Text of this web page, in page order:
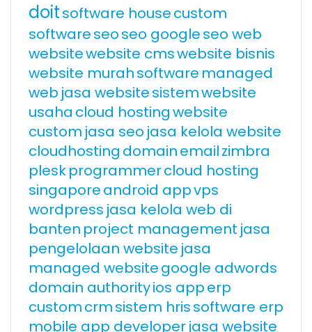
doitsoftware housecustom
softwareseoseo googleseo web
websitewebsite cmswebsite bisnis
website murahsoftware managed
web jasa websitesistemwebsite
usaha cloud hostingwebsite
custom jasa seo jasa kelola website
cloudhosting domainemailzimbra
pleskprogrammercloud hosting
singaporeandroid appvps
wordpress jasa kelola web di
banten project management jasa
pengelolaan website jasa
managed websitegoogle adwords
domain authorityios apperp
customcrmsistem hrissoftware erp
mobile app developerjasa website